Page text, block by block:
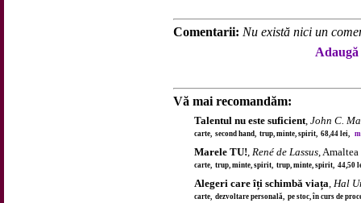
Comentarii: Nu există nici un
Vă mai recomandăm:
Talentul nu este suficient, John C.
carte, second hand, trup, minte, spirit, 68,44 lei,
Marele TU!, René de Lassus, Amaltea
carte, trup, minte, spirit, trup, minte, spirit, 44,50
Alegeri care îți schimbă viața, Hal
carte, dezvoltare personală, pe stoc, în curs de